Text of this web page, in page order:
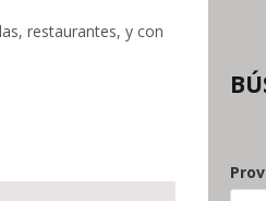
restaurantes, y con